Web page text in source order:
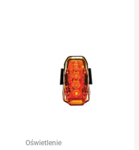
Oświetlenie